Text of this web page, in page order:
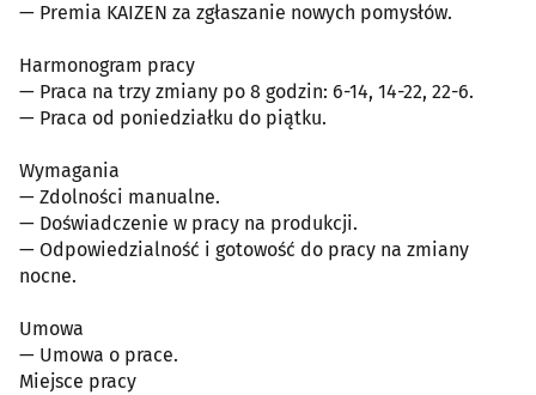
— Premia KAIZEN za zgłaszanie nowych pomysłów.
Harmonogram pracy
— Praca na trzy zmiany po 8 godzin: 6-14, 14-22, 22-6.
— Praca od poniedziałku do piątku.
Wymagania
— Zdolności manualne.
— Doświadczenie w pracy na produkcji.
— Odpowiedzialność i gotowość do pracy na zmiany
nocne.
Umowa
— Umowa o prace.
Miejsce pracy